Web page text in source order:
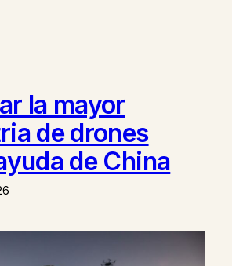
la mayor
de drones
de China